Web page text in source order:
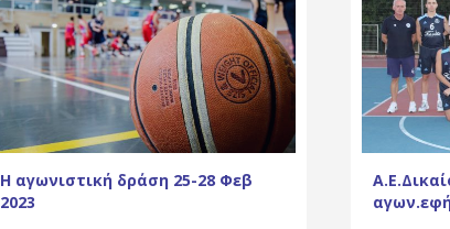
Η αγωνιστική δράση 25-28 Φεβ
2023